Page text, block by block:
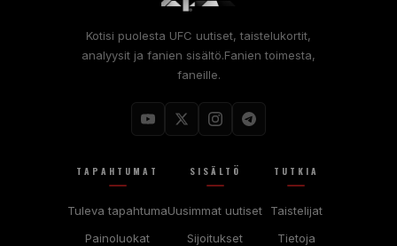
Kotisi puolesta UFC uutiset, taistelukortit,
analyysit ja fanien sisältö.Fanien toimesta,
faneille.
TAPAHTUMAT
Tuleva tapahtuma
Painoluokat
SISÄLTÖ
Uusimmat uutiset
Sijoitukset
TUTKIA
Taistelijat
Tietoja